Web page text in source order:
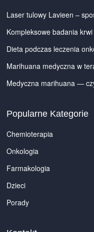
Laser tulowy Lavieen –
Kompleksowe badania
Dieta podczas leczenia
Marihuana medyczna w
Medyczna marihuana —
Popularne Kategorie
Chemioterapia
Onkologia
Farmakologia
Dzieci
Porady